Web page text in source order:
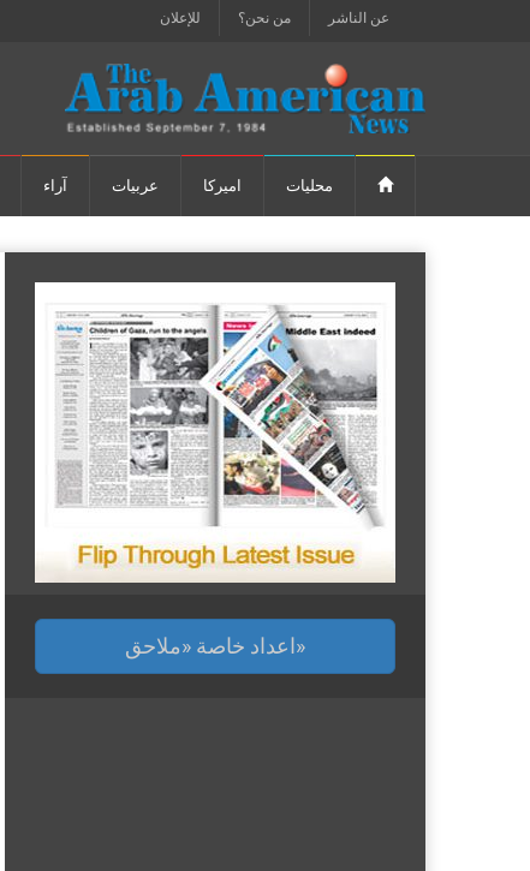
عن الناشر من نحن؟ للإعلان
محليات اميركا عربيات آراء
اعداد خاصة «ملاحق»